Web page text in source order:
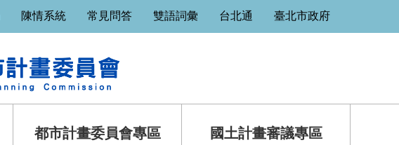
陳情系統 常見問答 雙語詞彙 台北通 臺北市政府
都市計畫委員會專區 國土計畫審議專區